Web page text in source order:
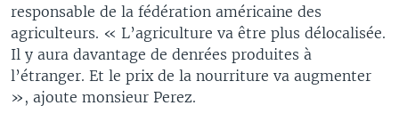
responsable de la fédération américaine des
agriculteurs. « L’agriculture va être plus délocalisée.
Il y aura davantage de denrées produites à
l’étranger. Et le prix de la nourriture va augmenter
», ajoute monsieur Perez.